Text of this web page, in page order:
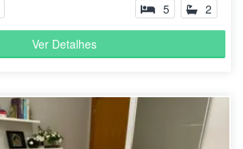
5 2
Ver Detalhes